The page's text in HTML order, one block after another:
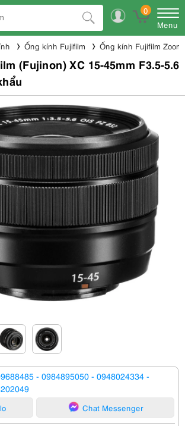
0
Menu
Ống kính Fujifilm Ống kính Fujifilm Zoom
(Fujinon) XC 15-45mm F3.5-5.6
- 0984895050 - 0948024334 -
Chat Messenger